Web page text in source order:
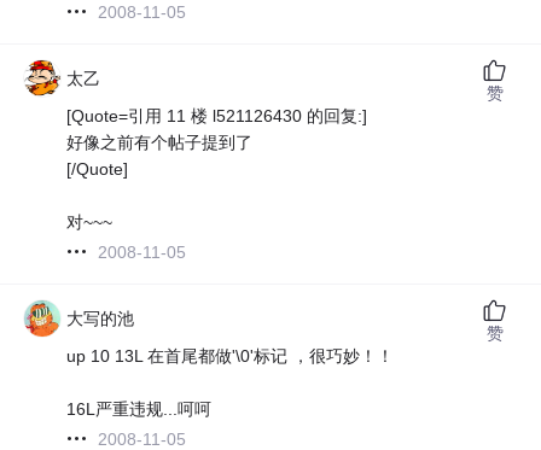
2008-11-05
太乙
[Quote=引用 11 楼 l521126430 的回复:]
好像之前有个帖子提到了
[/Quote]
对~~~
2008-11-05
赞
大写的池
up 10 13L 在首尾都做'\0'标记 ，很巧妙！！
16L严重违规...呵呵
2008-11-05
赞